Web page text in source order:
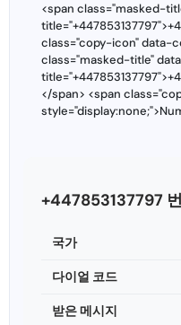
<span class="masked-
class="copy-icon" data-
class="masked-title"
</span> <span
+447853137797
국가
다이얼 코드
받은 메시지